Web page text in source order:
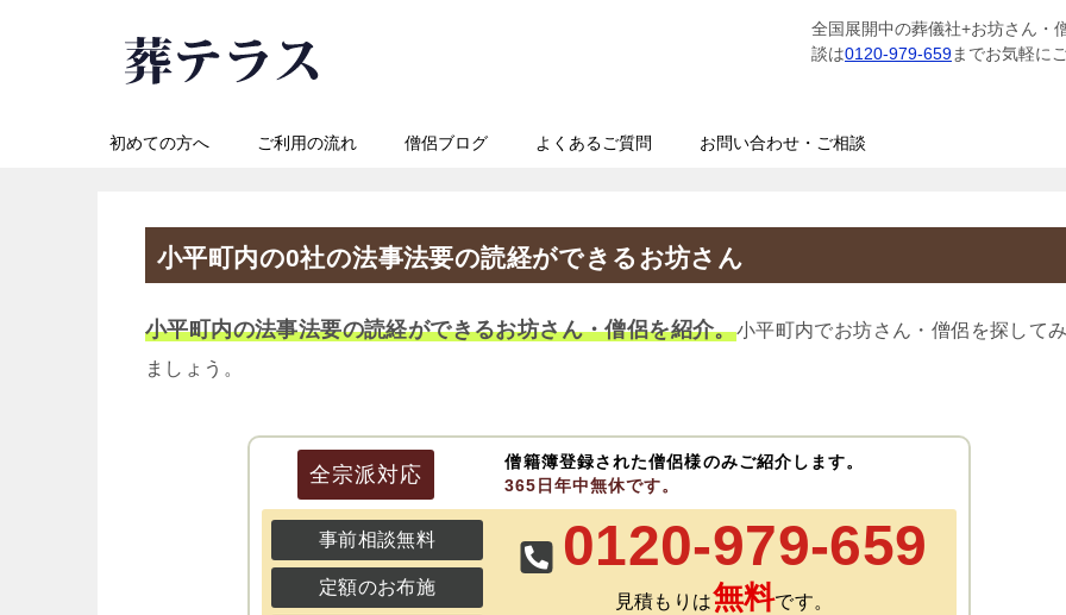
全国展開中の葬儀社+お坊さん・
談は0120-979-659までお気軽に
初めての方へ ご利用の流れ 僧侶ブログ よくあるご質問 お問い合わせ・ご相談
小平町内の0社の法事法要の読経ができるお坊さん
小平町内の法事法要の読経ができるお坊さん・僧侶を紹介。小平町内でお坊さん・僧侶を探して
ましょう。
全宗派対応
僧籍簿登録された僧侶様のみご紹介します。
365日年中無休です。
事前相談無料
定額のお布施
0120-979-659
見積もりは無料です。